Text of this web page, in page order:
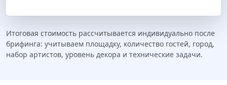
Итоговая стоимость рассчитывается индивидуально после
брифинга: учитываем площадку, количество гостей, город,
набор артистов, уровень декора и технические задачи.